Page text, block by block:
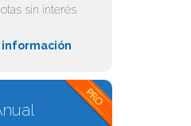
sin interés
información